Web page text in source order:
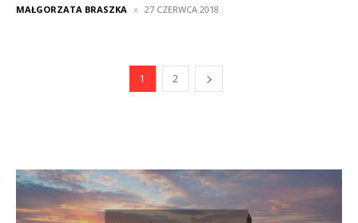
MAŁGORZATA BRASZKA 27 CZERWCA 2018
1 2